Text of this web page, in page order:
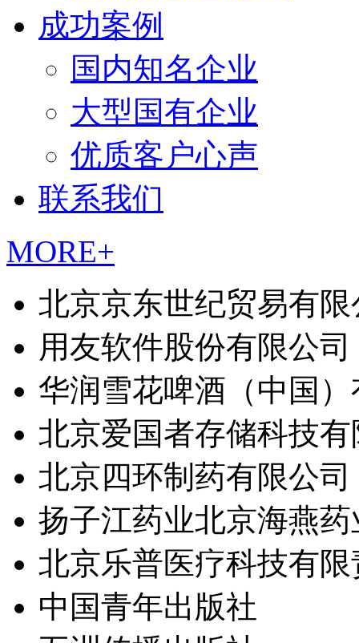
成功案例
国内知名企业
大型国有企业
优质客户心声
联系我们
MORE+
北京京东世纪贸易有限
用友软件股份有限公司
华润雪花啤酒（中国
北京爱国者存储科技
北京四环制药有限公司
扬子江药业北京海燕
北京乐普医疗科技有
中国青年出版社